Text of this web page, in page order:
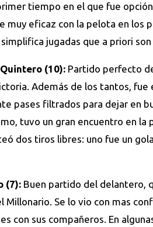
tiempo en el que fue
muy eficaz con la pelota en los
jugadas que a priori
(10): Partido perfecto
Además de los tantos, fue
pases filtrados para dejar en
tuvo un gran encuentro en la
dos tiros libres: uno fue un
(7): Buen partido del delantero,
Millonario. Se lo vio con mas
con sus compañeros. En